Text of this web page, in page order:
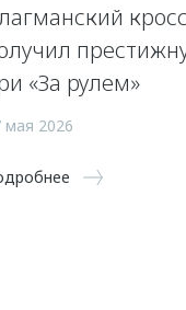
«За рулем»
мая 2026